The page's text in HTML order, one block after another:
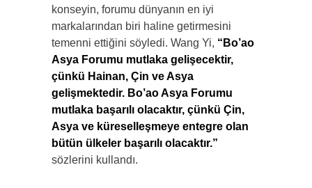
konseyin, forumu dünyanın en iyi
markalarından biri haline getirmesini
temenni ettiğini söyledi. Wang Yi, “Bo’ao
Asya Forumu mutlaka gelişecektir,
çünkü Hainan, Çin ve Asya
gelişmektedir. Bo’ao Asya Forumu
mutlaka başarılı olacaktır, çünkü Çin,
Asya ve küreselleşmeye entegre olan
bütün ülkeler başarılı olacaktır.”
sözlerini kullandı.